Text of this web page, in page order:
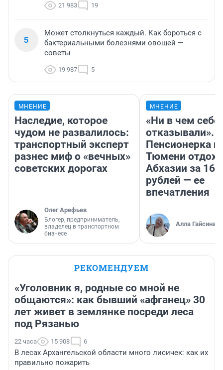
21 983 19
5
Может столкнуться каждый. Как бороться с
бактериальными болезнями овощей —
советы
19 987 5
МНЕНИЕ
Наследие, которое
чудом не развалилось:
транспортный эксперт
разнес миф о «вечных»
советских дорогах
Олег Арефьев
Блогер, предприниматель,
владелец в транспортном
бизнесе
МНЕНИЕ
«Ни в чем себе
отказывали».
Пенсионерка
Тюмени
Абхазии за
рублей — ее
впечатления
Алла Гайсина
РЕКОМЕНДУЕМ
«Уголовник я, родные со мной не
общаются»: как бывший «афганец» 30
лет живет в землянке посреди леса
под Рязанью
22 часа 15 908 6
В лесах Архангельской области много лисичек: как их
правильно пожарить